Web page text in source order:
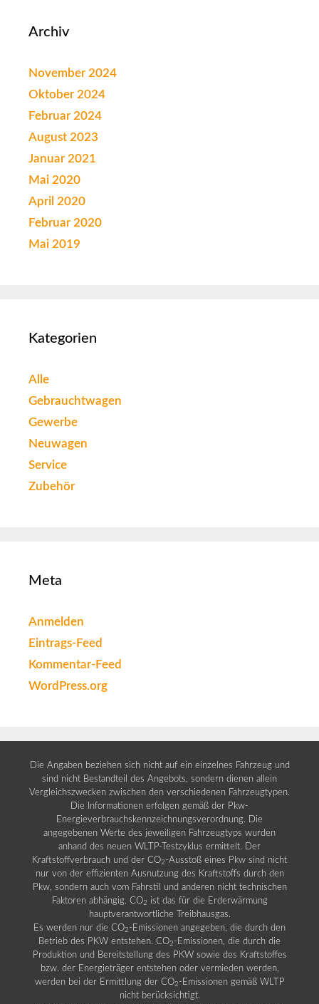
Archiv
November 2024
Oktober 2024
Februar 2024
August 2023
Januar 2021
Mai 2020
April 2020
Februar 2020
Mai 2019
Kategorien
Alle
Gebrauchtwagen
Gewerbe
Neuwagen
Service
Zubehör
Meta
Anmelden
Eintrags-Feed
Kommentar-Feed
WordPress.org
Die Angaben beziehen sich nicht auf ein einzelnes Fahrzeug und
sind nicht Bestandteil des Angebots, sondern dienen allein
Vergleichszwecken zwischen den verschiedenen Fahrzeugtypen.
Die Informationen erfolgen gemäß der Pkw-
Energieverbrauchskennzeichnungsverordnung. Die
angegebenen Werte des jeweiligen Fahrzeugtyps wurden
anhand des neuen WLTP-Testzyklus ermittelt. Der
Kraftstoffverbrauch und der CO2 -Ausstoß eines Pkw sind nicht
nur von der effizienten Ausnutzung des Kraftstoffs durch den
Pkw, sondern auch vom Fahrstil und anderen nicht technischen
Faktoren abhängig. CO2 ist das für die Erderwärmung
hauptverantwortliche Treibhausgas.
Es werden nur die CO2 -Emissionen angegeben, die durch den
Betrieb des PKW entstehen. CO2 -Emissionen, die durch die
Produktion und Bereitstellung des PKW sowie des Kraftstoffes
bzw. der Energieträger entstehen oder vermieden werden,
werden bei der Ermittlung der CO2 -Emissionen gemäß WLTP
nicht berücksichtigt.